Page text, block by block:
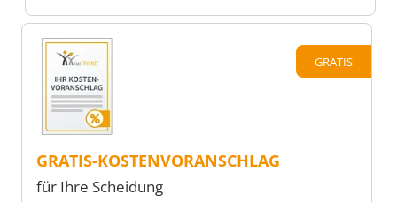
GRATIS
GRATIS-KOSTENVORANSCHLAG
für Ihre Scheidung